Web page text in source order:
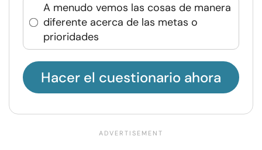
A menudo vemos las cosas de manera
diferente acerca de las metas o
prioridades
Hacer el cuestionario ahora